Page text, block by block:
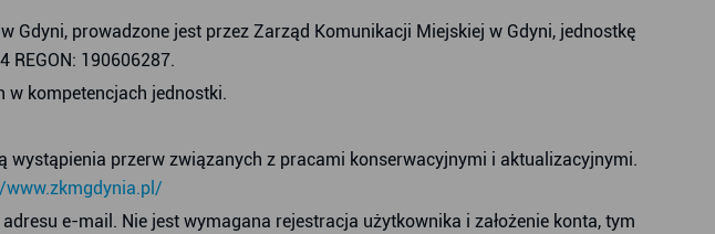
Gdyni, prowadzone jest przez Zarząd Komunikacji Miejskiej w Gdyni, jednostkę
REGON: 190606287.
w kompetencjach jednostki.
wystąpienia przerw związanych z pracami konserwacyjnymi i aktualizacyjnymi.
e-mail. Nie jest wymagana rejestracja użytkownika i założenie konta, tym